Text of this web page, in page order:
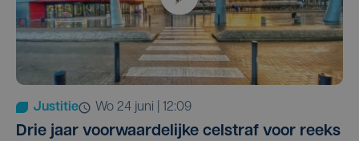
Justitie wo 24 juni | 12:09
Drie jaar voorwaardelijke celstraf voor reeks